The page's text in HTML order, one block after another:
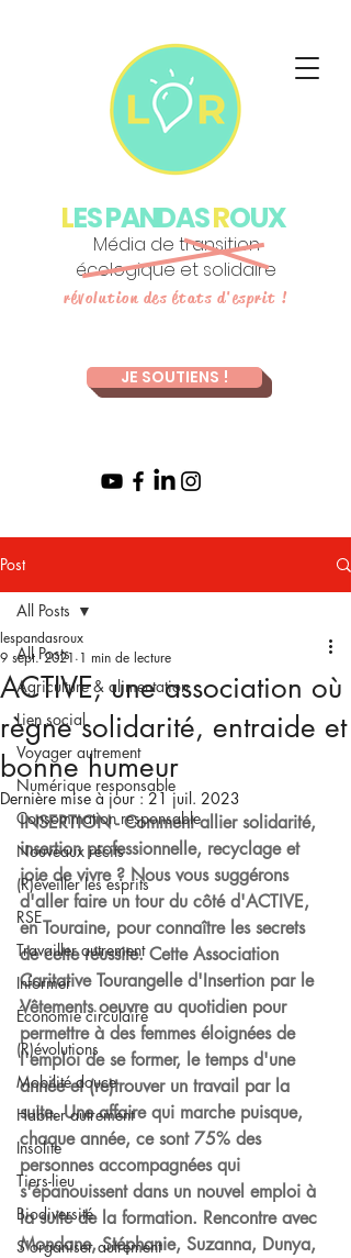
LES PANDASROUX
JE SOUTIENS !
Média de transition
écologique et solidaire
révolution des états d'esprit !
Post
All Posts
Agriculture & alimentation
Lien social
Voyager autrement
Numérique responsable
Consommation responsable
Nouveaux récits
(R)éveiller les esprits
RSE
Travailler autrement
Informer
Économie circulaire
(R)évolutions
Mobilité douce
Habiter autrement
Insolite
Tiers-lieu
Biodiversité
S'organiser autrement
All Posts
ACTIVE, une association où
règne solidarité, entraide et
bonne humeur
lespandasroux
9 sept. 2021 1 min de lecture
Dernière mise à jour :21 juil. 2023
INSERTION - Comment allier solidarité,
insertion professionnelle, recyclage et
joie de vivre ? Nous vous suggérons
d'aller faire un tour du côté d'ACTIVE,
en Touraine, pour connaître les secrets
de cette réussite. Cette Association
Caritative Tourangelle d'Insertion par le
Vêtements oeuvre au quotidien pour
permettre à des femmes éloignées de
l'emploi de se former, le temps d'une
année et (re)trouver un travail par la
suite. Une affaire qui marche puisque,
chaque année, ce sont 75% des
personnes accompagnées qui
s'épanouissent dans un nouvel emploi à
la suite de la formation. Rencontre avec
Mondane, Stéphanie, Suzanna, Dunya,